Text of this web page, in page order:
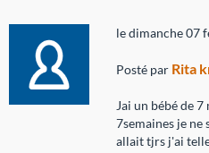
le dimanche 07
Posté par Rita
Jai un bébé de
7semaines je ne
allait tjrs j'ai